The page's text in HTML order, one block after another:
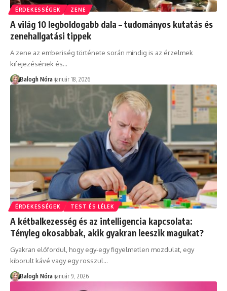
ÉRDEKESSÉGEK ZENE
A világ 10 legboldogabb dala – tudományos kutatás és
zenehallgatási tippek
A zene az emberiség története során mindig is az érzelmek
kifejezésének és…
Balogh Nóra január 18, 2026
ÉRDEKESSÉGEK TEST ÉS LÉLEK
A kétbalkezesség és az intelligencia kapcsolata:
Tényleg okosabbak, akik gyakran leeszik magukat?
Gyakran előfordul, hogy egy-egy figyelmetlen mozdulat, egy
kiborult kávé vagy egy rosszul…
Balogh Nóra január 9, 2026